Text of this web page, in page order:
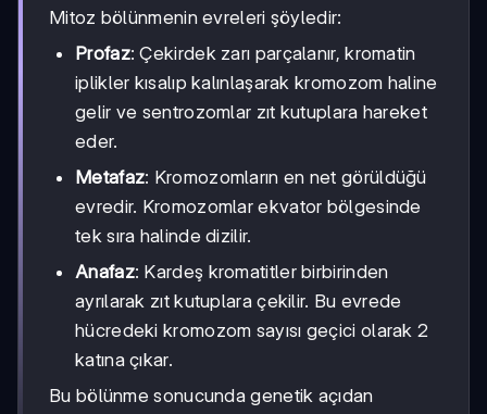
Mitoz bölünmenin evreleri şöyledir:
Profaz: Çekirdek zarı parçalanır, kromatin
iplikler kısalıp kalınlaşarak kromozom haline
gelir ve sentrozomlar zıt kutuplara hareket
eder.
Metafaz: Kromozomların en net görüldüğü
evredir. Kromozomlar ekvator bölgesinde
tek sıra halinde dizilir.
Anafaz: Kardeş kromatitler birbirinden
ayrılarak zıt kutuplara çekilir. Bu evrede
hücredeki kromozom sayısı geçici olarak 2
katına çıkar.
Bu bölünme sonucunda genetik açıdan